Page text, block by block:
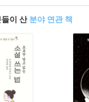
들이 산 분야 연관 책